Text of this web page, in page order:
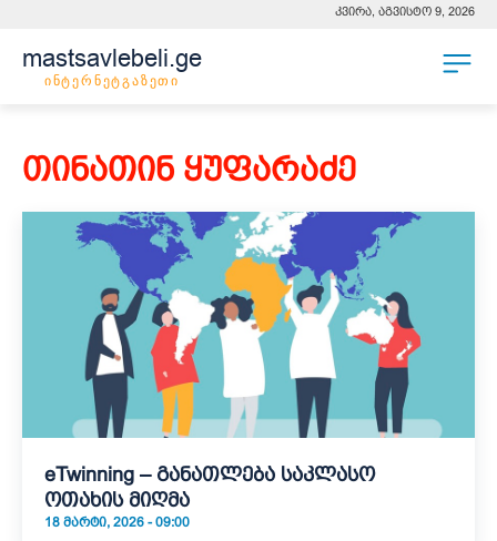
კვირა, აგვისტო 9, 2026
mastsavlebeli.ge
ინტერნეტგაზეთი
თინათინ ყუფარაძე
eTwinning – განათლება საკლასო
ოთახის მიღმა
18 ᲛᲐᲠᲢᲘ, 2026 - 09:00